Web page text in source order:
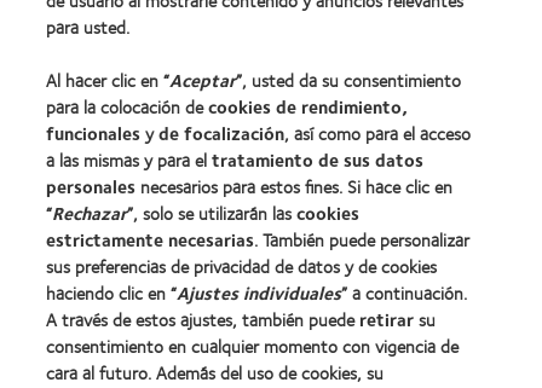
Lentes de contacto y visión
Usuario experimentado
Blog
Sobre nosotros
Carreras
Noticias
Contacto
para usted.
Al hacer clic en “Aceptar”, usted da su consentimiento
para la colocación decookies de rendimiento,
funcionalesyde focalización, así como para el acceso
a las mismas y para eltratamiento de sus datos
personales necesarios para estos fines. Si hace clic en
“Rechazar”, solo se utilizarán lascookies
estrictamente necesarias. También puede personalizar
sus preferencias de privacidad de datos y de cookies
haciendo clic en “Ajustes individuales” a continuación.
A través de estos ajustes, también puederetirarsu
consentimiento en cualquier momento con vigencia de
cara al futuro. Además del uso de cookies, su